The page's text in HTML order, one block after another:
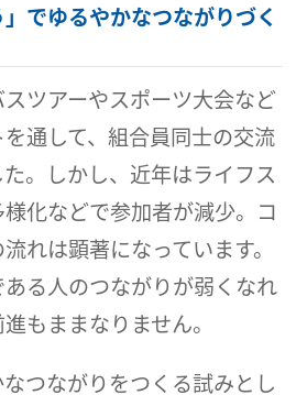
」でゆるやかなつながりづく
ツアーやスポーツ大会など
通して、組合員同士の交流
。しかし、近年はライフス
化などで参加者が減少。コ
れは顕著になっています。
る人のつながりが弱くなれ
もままなりません。
つながりをつくる試みとし